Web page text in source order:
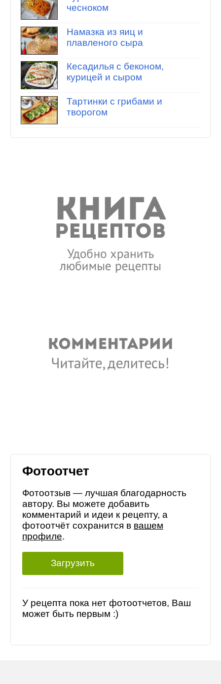
чесноком
Намазка из яиц и
плавленого сыра
Кесадилья с беконом,
курицей и сыром
Тартинки с грибами и
творогом
Фотоотчет
Фотоотзыв — лучшая благодарность
автору. Вы можете добавить
комментарий и идеи к рецепту, а
фотоотчёт сохранится в вашем
профиле.
Загрузить
У рецепта пока нет фотоотчетов, Ваш
может быть первым :)